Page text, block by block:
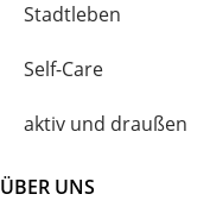
Stadtleben
Self-Care
aktiv und draußen
ÜBER UNS